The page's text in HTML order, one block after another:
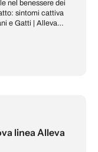
nel benessere dei
sintomi cattiva
e Gatti | Alleva
linea Alleva